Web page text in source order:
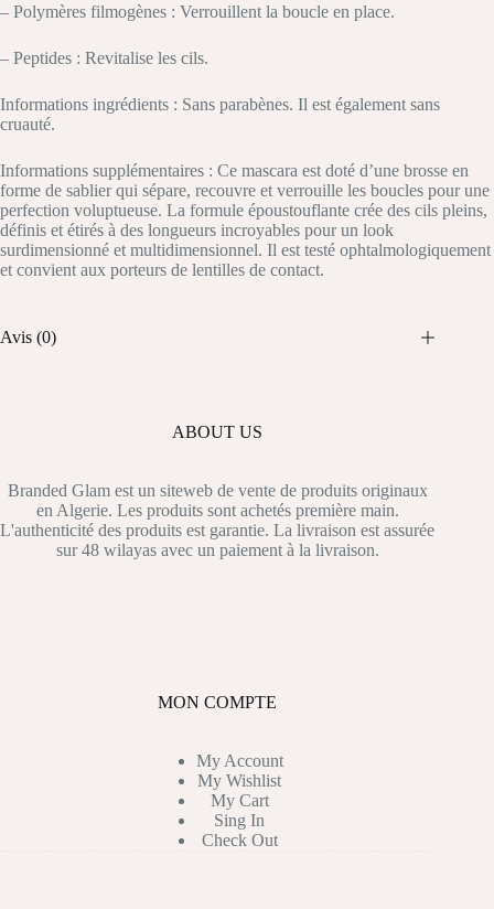
– Polymères filmogènes : Verrouillent la boucle en place.
– Peptides : Revitalise les cils.
Informations ingrédients : Sans parabènes. Il est également sans
cruauté.
Informations supplémentaires : Ce mascara est doté d’une brosse en
forme de sablier qui sépare, recouvre et verrouille les boucles pour une
perfection voluptueuse. La formule époustouflante crée des cils pleins,
définis et étirés à des longueurs incroyables pour un look
surdimensionné et multidimensionnel. Il est testé ophtalmologiquement
et convient aux porteurs de lentilles de contact.
Avis (0)
ABOUT US
Branded Glam est un siteweb de vente de produits originaux
en Algerie. Les produits sont achetés première main.
L'authenticité des produits est garantie. La livraison est assurée
sur 48 wilayas avec un paiement à la livraison.
MON COMPTE
My Account
My Wishlist
My Cart
Sing In
Check Out